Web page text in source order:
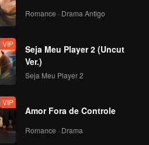
Romance · Drama Antigo
VIP
Seja Meu Player 2 (Uncut
Ver.)
Seja Meu Player 2
VIP
Amor Fora de Controle
Romance · Drama